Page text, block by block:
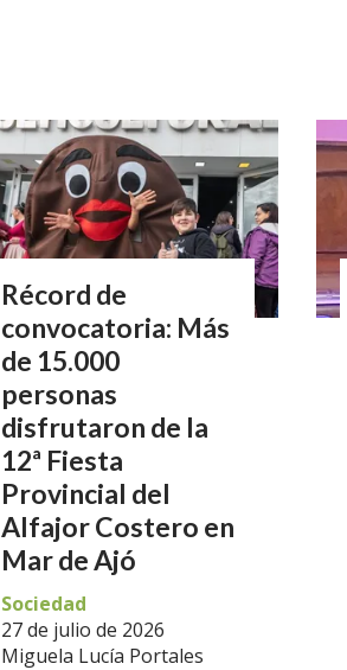
Récord de
convocatoria: Más
de 15.000
personas
disfrutaron de la
12ª Fiesta
Provincial del
Alfajor Costero en
Mar de Ajó
Miguela Lucía Portales
Sociedad
27 de julio de 2026